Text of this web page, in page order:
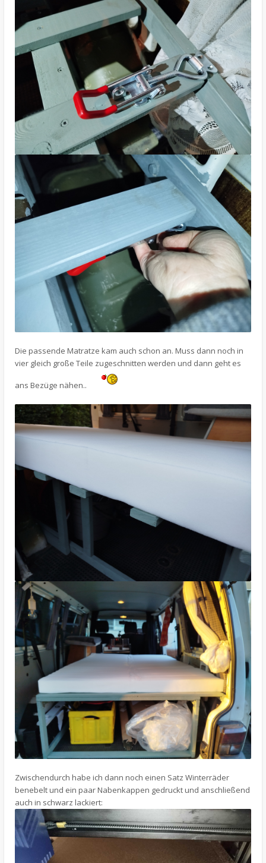
Die passende Matratze kam auch schon an. Muss dann noch in
vier gleich große Teile zugeschnitten werden und dann geht es
ans Bezüge nähen..
Zwischendurch habe ich dann noch einen Satz Winterräder
benebelt und ein paar Nabenkappen gedruckt und anschließend
auch in schwarz lackiert: